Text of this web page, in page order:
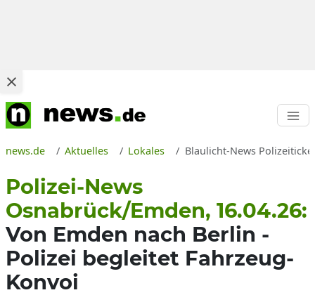
news.de Aktuelles Lokales Blaulicht-News
Polizei-News
Osnabrück/Emden, 16.04.26:
Von Emden nach Berlin -
Polizei begleitet Fahrzeug-
Konvoi